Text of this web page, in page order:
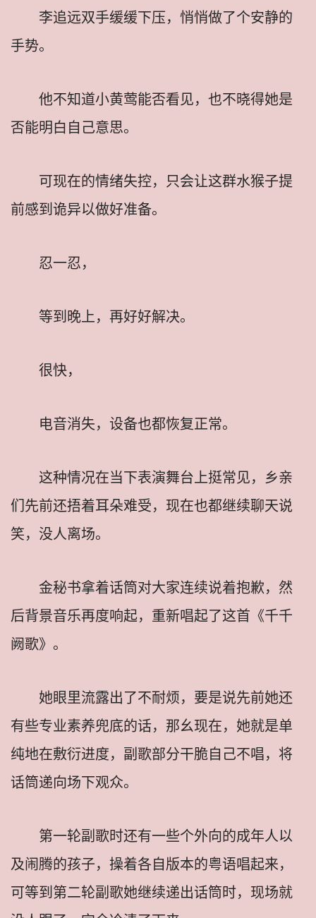
李追远双手缓缓下压，悄悄做了个安静的
手势。
他不知道小黄莺能否看见，也不晓得她是
否能明白自己意思。
可现在的情绪失控，只会让这群水猴子提
前感到诡异以做好准备。
忍一忍，
等到晚上，再好好解决。
很快，
电音消失，设备也都恢复正常。
这种情况在当下表演舞台上挺常见，乡亲
们先前还捂着耳朵难受，现在也都继续聊天说
笑，没人离场。
金秘书拿着话筒对大家连续说着抱歉，然
后背景音乐再度响起，重新唱起了这首《千千
阙歌》。
她眼里流露出了不耐烦，要是说先前她还
有些专业素养兜底的话，那幺现在，她就是单
纯地在敷衍进度，副歌部分干脆自己不唱，将
话筒递向场下观众。
第一轮副歌时还有一些个外向的成年人以
及闹腾的孩子，操着各自版本的粤语唱起来，
可等到第二轮副歌她继续递出话筒时，现场就